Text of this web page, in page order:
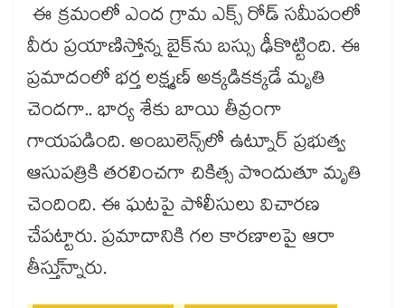
ఈ క్రమంలో ఎంద గ్రామ ఎక్స్ రోడ్ సమీపంలో
వీరు ప్రయాణిస్తోన్న బైక్‎ను బస్సు ఢీకొట్టింది. ఈ
ప్రమాదంలో భర్త లక్ష్మణ్ అక్కడికక్కడే మృతి
చెందగా.. భార్య శేకు బాయి తీవ్రంగా
గాయపడింది. అంబులెన్స్‎లో ఉట్నూర్ ప్రభుత్వ
ఆసుపత్రికి తరలించగా చికిత్స పొందుతూ మృతి
చెందింది. ఈ ఘటపై పోలీసులు విచారణ
చేపట్టారు. ప్రమాదానికి గల కారణాలపై ఆరా
తీస్తు్న్నారు.